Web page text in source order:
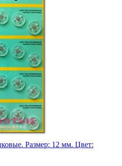
Размер: 12 мм. Цвет: